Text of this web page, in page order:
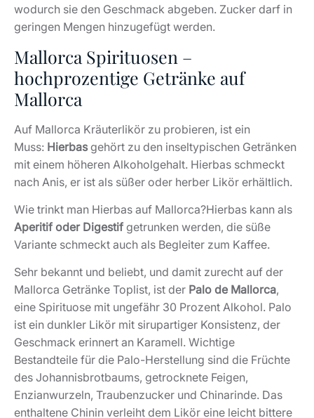
wodurch sie den Geschmack abgeben. Zucker darf in
geringen Mengen hinzugefügt werden.
Mallorca Spirituosen –
hochprozentige Getränke auf
Mallorca
Auf Mallorca Kräuterlikör zu probieren, ist ein
Muss: Hierbasgehört zu den inseltypischen Getränken
mit einem höheren Alkoholgehalt. Hierbas schmeckt
nach Anis, er ist als süßer oder herber Likör erhältlich.
Wie trinkt man Hierbas auf Mallorca?Hierbas kann als
Aperitif oder Digestif getrunken werden, die süße
Variante schmeckt auch als Begleiter zum Kaffee.
Sehr bekannt und beliebt, und damit zurecht auf der
Mallorca Getränke Toplist, ist der Palo de Mallorca,
eine Spirituose mit ungefähr 30 Prozent Alkohol. Palo
ist ein dunkler Likör mit sirupartiger Konsistenz, der
Geschmack erinnert an Karamell. Wichtige
Bestandteile für die Palo-Herstellung sind die Früchte
des Johannisbrotbaums, getrocknete Feigen,
Enzianwurzeln, Traubenzucker und Chinarinde. Das
enthaltene Chinin verleiht dem Likör eine leicht bittere